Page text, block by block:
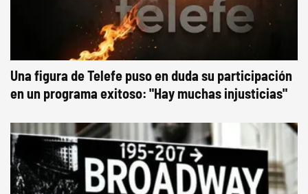
Una figura de Telefe puso en duda su participación
en un programa exitoso: "Hay muchas injusticias"